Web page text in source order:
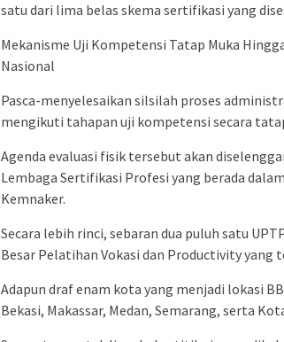
satu dari lima belas skema sertifikasi yang
Mekanisme Uji Kompetensi Tatap Muka
Nasional
Pasca-menyelesaikan silsilah proses
mengikuti tahapan uji kompetensi secara
Agenda evaluasi fisik tersebut akan
Lembaga Sertifikasi Profesi yang berada
Kemnaker.
Secara lebih rinci, sebaran dua puluh satu
Besar Pelatihan Vokasi dan Productivity yang
Adapun draf enam kota yang menjadi lokasi
Bekasi, Makassar, Medan, Semarang, serta